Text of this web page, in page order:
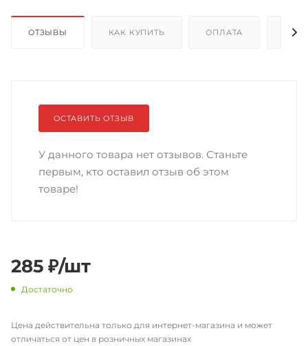
ОТЗЫВЫ КАК КУПИТЬ ОПЛАТА
ОСТАВИТЬ ОТЗЫВ
У данного товара нет отзывов. Станьте
первым, кто оставил отзыв об этом
товаре!
285 ₽/шт
Достаточно
Цена действительна только для интернет-магазина и может
отличаться от цен в розничных магазинах